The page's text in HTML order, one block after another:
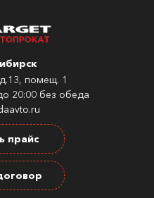
помещ. 1
20:00 без обеда
прайс